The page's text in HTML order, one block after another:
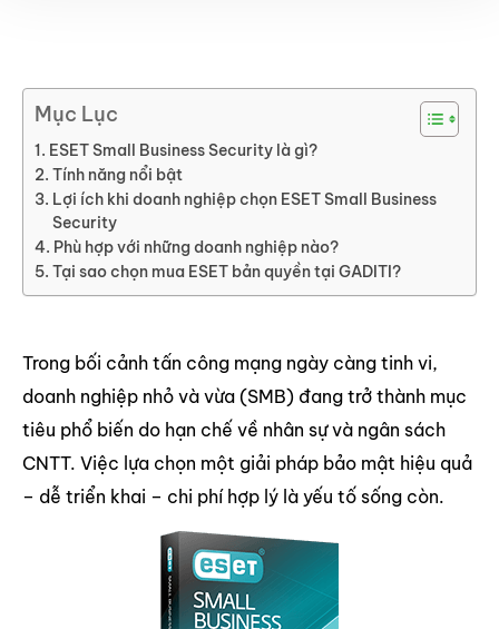
Mục Lục
ESET Small Business Security là gì?
Tính năng nổi bật
Lợi ích khi doanh nghiệp chọn ESET Small Business
Security
Phù hợp với những doanh nghiệp nào?
Tại sao chọn mua ESET bản quyền tại GADITI?
Trong bối cảnh tấn công mạng ngày càng tinh vi,
doanh nghiệp nhỏ và vừa (SMB) đang trở thành mục
tiêu phổ biến do hạn chế về nhân sự và ngân sách
CNTT. Việc lựa chọn một giải pháp bảo mật hiệu quả
– dễ triển khai – chi phí hợp lý là yếu tố sống còn.